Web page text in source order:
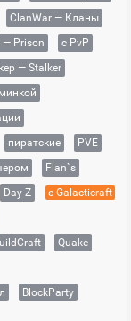
ClanWar — Кланы
Prison
с PvP
— Stalker
пиратские
PVE
Flan`s
Day Z
с Galacticraft
Quake
BlockParty